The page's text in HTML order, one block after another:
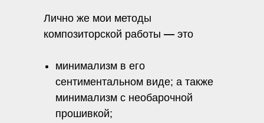
Лично же мои методы
композиторской работы — это
минимализм в его
сентиментальном виде; а также
минимализм с необарочной
прошивкой;